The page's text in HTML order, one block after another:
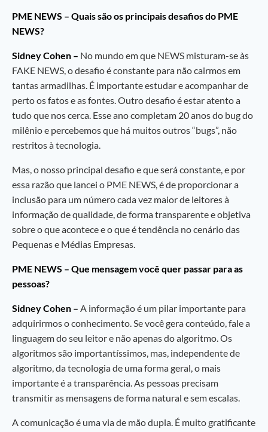
PME NEWS – Quais são os principais desafios do PME
NEWS?
Sidney Cohen – No mundo em que NEWS misturam-se às
FAKE NEWS, o desafio é constante para não cairmos em
tantas armadilhas. É importante estudar e acompanhar de
perto os fatos e as fontes. Outro desafio é estar atento a
tudo que nos cerca. Esse ano completam 20 anos do bug do
milênio e percebemos que há muitos outros “bugs”, não
restritos à tecnologia.
Mas, o nosso principal desafio e que será constante, e por
essa razão que lancei o PME NEWS, é de proporcionar a
inclusão para um número cada vez maior de leitores à
informação de qualidade, de forma transparente e objetiva
sobre o que acontece e o que é tendência no cenário das
Pequenas e Médias Empresas.
PME NEWS – Que mensagem você quer passar para as
pessoas?
Sidney Cohen – A informação é um pilar importante para
adquirirmos o conhecimento. Se você gera conteúdo, fale a
linguagem do seu leitor e não apenas do algoritmo. Os
algoritmos são importantíssimos, mas, independente de
algoritmo, da tecnologia de uma forma geral, o mais
importante é a transparência. As pessoas precisam
transmitir as mensagens de forma natural e sem escalas.
A comunicação é uma via de mão dupla. É muito gratificante